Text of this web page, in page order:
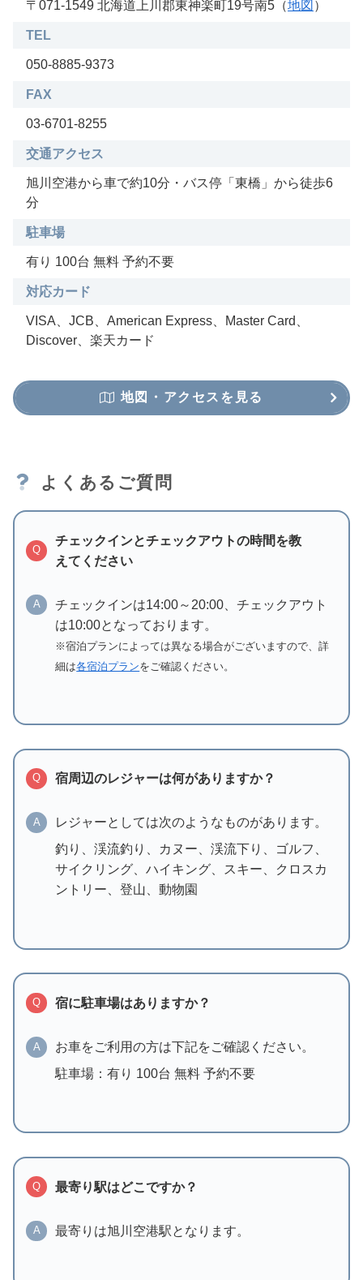
〒071-1549 北海道上川郡東神楽町19号南5（地図 ）
TEL
050-8885-9373
FAX
03-6701-8255
交通アクセス
旭川空港から車で約10分・バス停「東橋」から徒歩6
分
駐車場
有り 100台 無料 予約不要
対応カード
VISA、JCB、American Express、Master Card、
Discover、楽天カード
地図・アクセスを見る
よくあるご質問
Q
チェックインとチェックアウトの時間を教
えてください
A
チェックインは14:00～20:00、チェックアウト
は10:00となっております。
※宿泊プランによっては異なる場合がございますので、詳
細は各宿泊プランをご確認ください。
Q 宿周辺のレジャーは何がありますか？
A
レジャーとしては次のようなものがあります。
釣り、渓流釣り、カヌー、渓流下り、ゴルフ、
サイクリング、ハイキング、スキー、クロスカ
ントリー、登山、動物園
Q 宿に駐車場はありますか？
A
お車をご利用の方は下記をご確認ください。
駐車場：有り 100台 無料 予約不要
Q 最寄り駅はどこですか？
A 最寄りは旭川空港駅となります。